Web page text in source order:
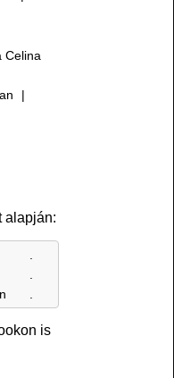
Celina
|
alapján:
is